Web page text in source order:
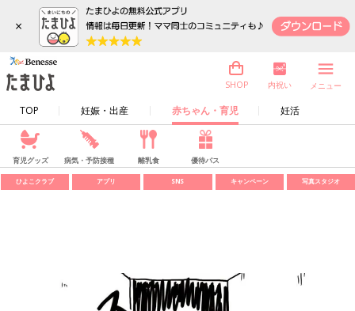
×
TOP 妊娠・出産 赤ちゃん・育児 妊活
SHOP 内祝い メニュー
育児グッズ 病気・予防接種 離乳食 優待パス
ひよこクラブ アプリ SNS キャンペーン 写真スタジオ